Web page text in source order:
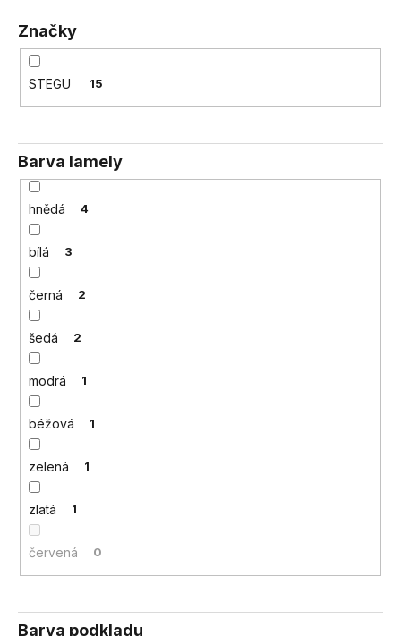
Značky
STEGU 15
Barva lamely
hnědá 4
bílá 3
černá 2
šedá 2
modrá 1
béžová 1
zelená 1
zlatá 1
červená 0
Barva podkladu
o
p
o
č
j
e
m